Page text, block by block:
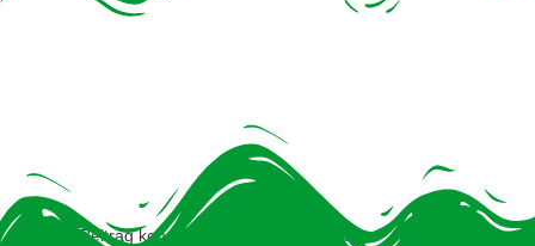
Dieser Beitrag konnte nicht gefunden werden.